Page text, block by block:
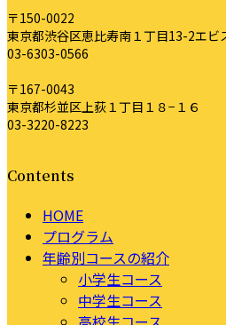
〒150-0022
東京都渋谷区恵比寿南１丁目13-2エビ
03-6303-0566
〒167-0043
東京都杉並区上荻１丁目１８−１６
03-3220-8223
Contents
HOME
プログラム
年齢別コースの紹介
小学生コース
中学生コース